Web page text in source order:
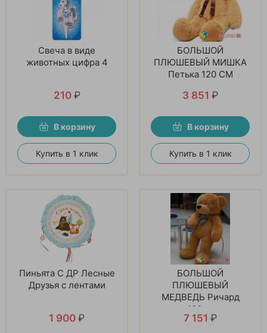
Свеча в виде
животных цифра 4
210 ₽
В корзину
Купить в 1 клик
БОЛЬШОЙ
ПЛЮШЕВЫЙ МИШКА
Петька 120 СМ
3 851 ₽
В корзину
Купить в 1 клик
Пиньята С ДР Лесные
Друзья с лентами
1 900 ₽
БОЛЬШОЙ
ПЛЮШЕВЫЙ
МЕДВЕДЬ Ричард
160см
7 151 ₽